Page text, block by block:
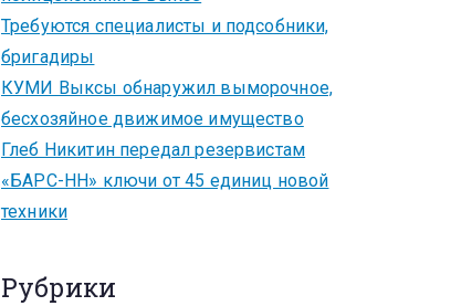
Требуются специалисты и подсобники,
бригадиры
КУМИ Выксы обнаружил выморочное,
бесхозяйное движимое имущество
Глеб Никитин передал резервистам
«БАРС-НН» ключи от 45 единиц новой
техники
Рубрики